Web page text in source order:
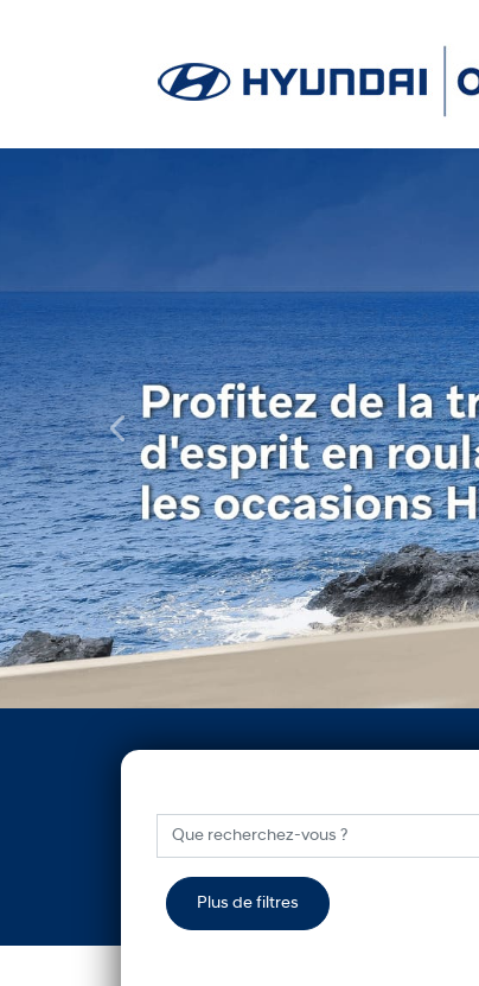
Previous
Plus de filtres